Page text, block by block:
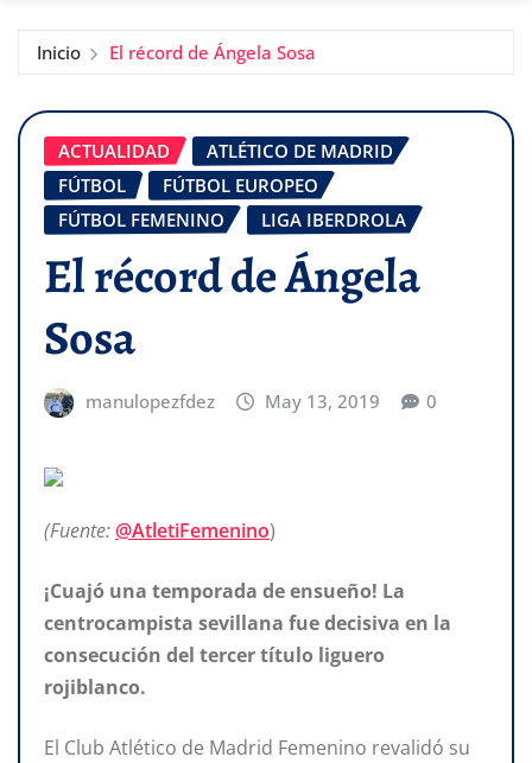
Inicio El récord de Ángela Sosa
ACTUALIDAD
ATLÉTICO DE MADRID
FÚTBOL
FÚTBOL EUROPEO
FÚTBOL FEMENINO
LIGA IBERDROLA
El récord de Ángela
Sosa
manulopezfdez May 13, 2019 0
(Fuente: @AtletiFemenino)
¡Cuajó una temporada de ensueño! La
centrocampista sevillana fue decisiva en la
consecución del tercer título liguero
rojiblanco.
El Club Atlético de Madrid Femenino revalidó su